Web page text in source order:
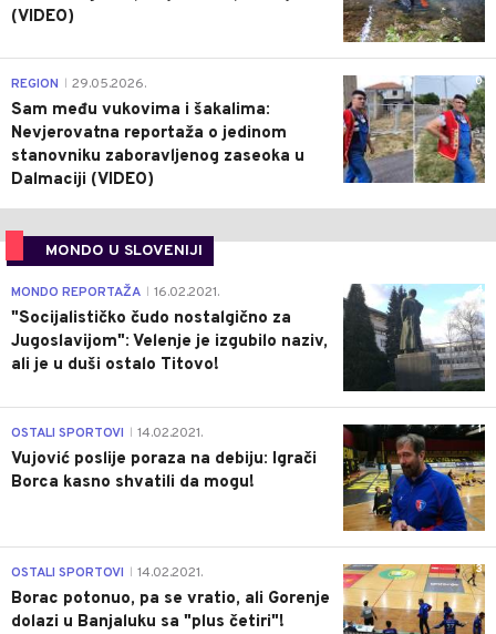
(VIDEO)
0
REGION 29.05.2026.
Sam među vukovima i šakalima:
Nevjerovatna reportaža o jedinom
stanovniku zaboravljenog zaseoka u
Dalmaciji (VIDEO)
MONDO U SLOVENIJI
4
MONDO REPORTAŽA 16.02.2021.
"Socijalističko čudo nostalgično za
Jugoslavijom": Velenje je izgubilo naziv,
ali je u duši ostalo Titovo!
1
OSTALI SPORTOVI 14.02.2021.
Vujović poslije poraza na debiju: Igrači
Borca kasno shvatili da mogu!
3
OSTALI SPORTOVI 14.02.2021.
Borac potonuo, pa se vratio, ali Gorenje
dolazi u Banjaluku sa "plus četiri"!